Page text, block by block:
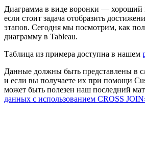
Диаграмма в виде воронки — хороший
если стоит задача отобразить
этапов. Сегодня мы посмотрим, как
диаграмму в Tableau.
Таблица из примера доступна в нашем
Данные должны быть представлены в
и если вы получаете их при помощи
может быть полезен наш последний
данных с использованием CROSS JOIN